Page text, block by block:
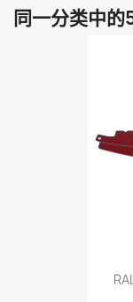
同一分类中的